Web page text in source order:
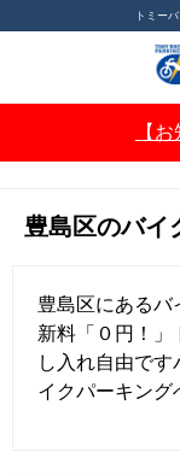
トミー
【
月極バイク駐車場ならトミー
島区のバイク駐車場情報
豊島区のバイ
豊島区にあるバ
新料「０円！」
し入れ自由で
イクパーキング